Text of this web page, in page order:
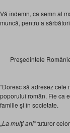
Vă îndemn, ca semn al
muncă, pentru a
Preşedintele
“Doresc să adresez
poporului român. Fie ca
familie şi în societate.
„La mulţi ani”tuturor